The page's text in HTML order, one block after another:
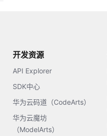
开发资源
API Explorer
SDK中心
华为云码道（CodeArts）
华为云魔坊
（ModelArts）